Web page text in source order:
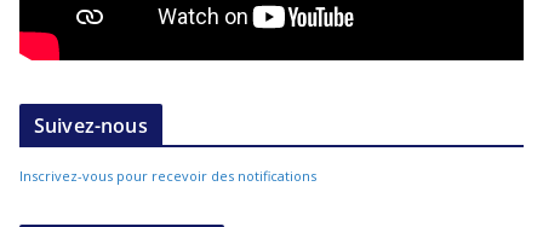
Suivez-nous
Inscrivez-vous pour recevoir des notifications